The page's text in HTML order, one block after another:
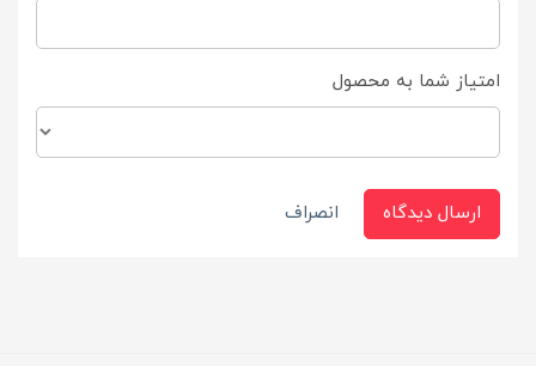
امتیاز شما به محصول
ارسال دیدگاه انصراف